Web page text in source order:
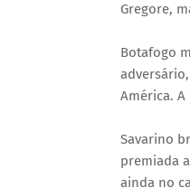
Gregore,
Botafogo
América.
Savarino
premiada
ainda no